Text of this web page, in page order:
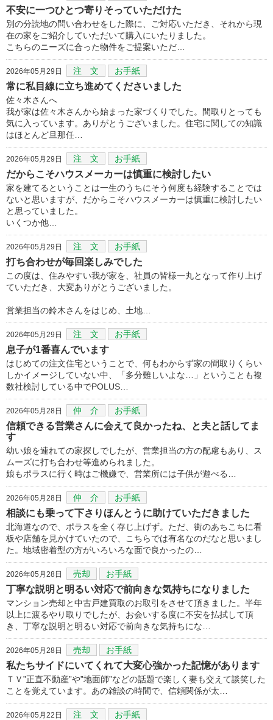
不安に一つひとつ寄りそっていただけた
別の分読地の問い合わせをした際に、ご対応いただき、それから現
在の家をご紹介していただいて購入にいたりました。
こちらのニーズに合った物件をご提案いただ…
2026年05月29日 注 文 お手紙
常に私目線に立ち進めてくださいました
佐々木さんへ
我が家は佐々木さんから始まった家づくりでした。間取りとっても
気に入っています。ありがとうございました。住宅に関しての知識
はほとんど旦那任…
2026年05月29日 注 文 お手紙
だからこそハウスメーカーは慎重に検討したい
家を建てるということは一生のうちにそう何度も経験することでは
ないと思いますが、だからこそハウスメーカーは慎重に検討したい
と思っていました。
いくつか他…
2026年05月29日 注 文 お手紙
打ち合わせが毎回楽しみでした
この度は、住みやすい我が家を、社員の皆様一丸となって作り上げ
ていただき、大変ありがとうございました。
営業担当の鈴木さんをはじめ、土地…
2026年05月29日 注 文 お手紙
息子が1番喜んでいます
はじめての注文住宅ということで、何もわからず家の間取りくらい
しかイメージしていない中、「多分難しいよな…」ということも複
数社検討している中でPOLUS…
2026年05月28日 仲 介 お手紙
信頼できる営業さんに会えて良かったね、と夫と話してま
す
幼い娘を連れての家探しでしたが、営業担当の方の配慮もあり、ス
ムーズに打ち合わせ等進められました。
娘もポラスに行く時はご機嫌で、営業所には子供が遊べる…
2026年05月28日 仲 介 お手紙
相談にも乗って下さりほんとうに助けていただきました
北海道なので、ポラスを全く存じ上げず。ただ、街のあちこちに看
板や店舗を見かけていたので、こちらでは有名なのだなと思いまし
た。地域密着型の方がいろいろな面で良かったの…
2026年05月28日 売却 お手紙
丁寧な説明と明るい対応で前向きな気持ちになりました
マンション売却と中古戸建買取のお取引をさせて頂きました。半年
以上に渡るやり取りでしたが、お会いする度に不安を払拭して頂
き、丁寧な説明と明るい対応で前向きな気持ちにな…
2026年05月28日 売却 お手紙
私たちサイドにいてくれて大変心強かった記憶があります
ＴＶ”正直不動産”や”地面師”などの話題で楽しく妻も交えて談笑した
ことを覚えています。あの雑談の時間で、信頼関係が太…
2026年05月22日 注 文 お手紙